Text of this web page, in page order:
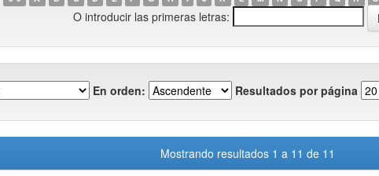
O introducir las primeras letras:
En orden: Resultados por página
Mostrando resultados 1 a 11 de 11